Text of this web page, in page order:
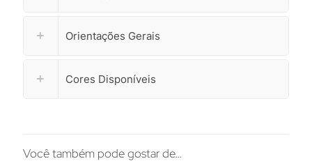
Orientações Gerais
Cores Disponíveis
Você também pode gostar de…